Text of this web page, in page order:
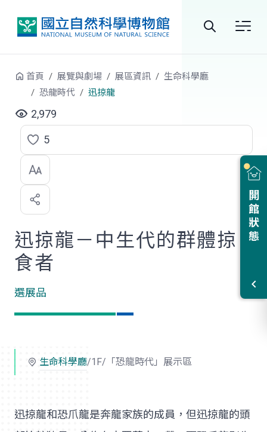
站
開館狀態
首頁 展覽與劇場 展區資訊
生命科學廳
恐龍時代
迅掠龍
2,979
點
選
喜
歡
5
迅掠龍－中生代的群體掠
食者
選展品
生命科學廳/1F/「恐龍時代」展示區
迅掠龍和恐爪龍是奔龍家族的成員，但迅掠龍的頭